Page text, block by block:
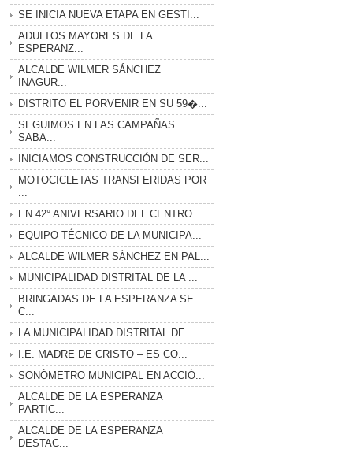
SE INICIA NUEVA ETAPA EN GESTI...
ADULTOS MAYORES DE LA
ESPERANZ...
ALCALDE WILMER SÁNCHEZ
INAGUR...
DISTRITO EL PORVENIR EN SU 59�...
SEGUIMOS EN LAS CAMPAÑAS
SABA...
INICIAMOS CONSTRUCCIÓN DE SER...
MOTOCICLETAS TRANSFERIDAS POR
EN 42° ANIVERSARIO DEL CENTRO...
EQUIPO TÉCNICO DE LA MUNICIPA...
ALCALDE WILMER SÁNCHEZ EN PAL...
MUNICIPALIDAD DISTRITAL DE LA ...
BRINGADAS DE LA ESPERANZA SE
C...
LA MUNICIPALIDAD DISTRITAL DE ...
I.E. MADRE DE CRISTO – ES CO...
SONÓMETRO MUNICIPAL EN ACCIÓ...
ALCALDE DE LA ESPERANZA
PARTIC...
ALCALDE DE LA ESPERANZA
DESTAC...